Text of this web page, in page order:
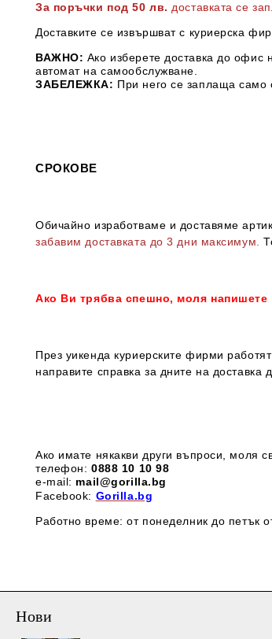
За поръчки под 50 лв. доставката се
Доставките се извършват с куриерска
ВАЖНО: Ако изберете доставка до
автомат на самообслужване.
ЗАБЕЛЕЖКА: При него се заплаща само
СРОКОВЕ
Обичайно изработваме и доставяме
забавим доставката до 3 дни максимум.
Ако Ви трябва спешно, моля напишете
През уикенда куриерските фирми
направите справка за дните на
Ако имате някакви други въпроси, моля
телефон:0888 10 10 98
e-mail: mail@gorilla.bg
Facebook: Gorilla.bg
Работно време: от понеделник до петък
Нови